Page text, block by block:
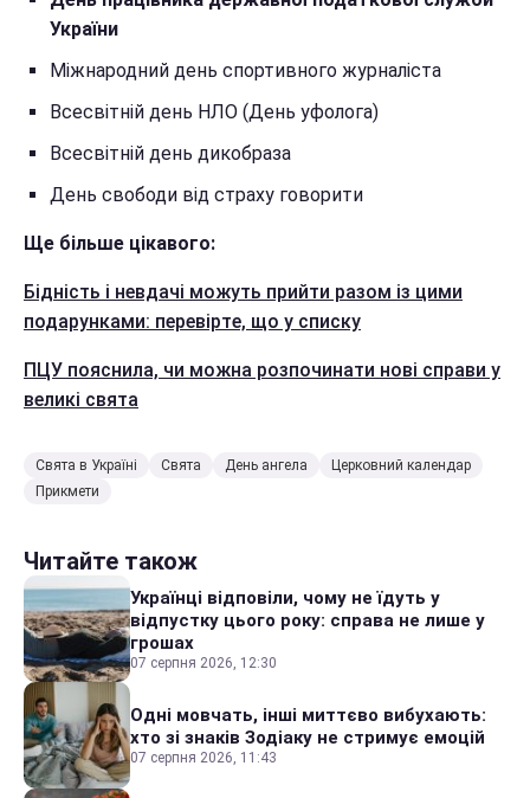
України
Міжнародний день спортивного журналіста
Всесвітній день НЛО (День уфолога)
Всесвітній день дикобраза
День свободи від страху говорити
Ще більше цікавого:
Бідність і невдачі можуть прийти разом із цими
подарунками: перевірте, що у списку
ПЦУ пояснила, чи можна розпочинати нові справи у
великі свята
Свята в Україні Свята День ангела
Церковний календар
Прикмети
Читайте також
Українці відповіли, чому не їдуть у
відпустку цього року: справа не лише у
грошах
07 серпня 2026, 12:30
Одні мовчать, інші миттєво вибухають:
хто зі знаків Зодіаку не стримує емоцій
07 серпня 2026, 11:43